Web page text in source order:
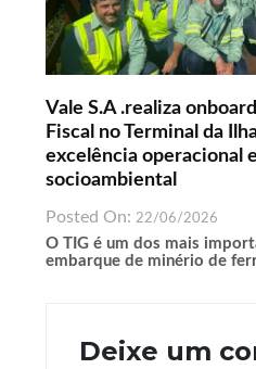
Vale S.A .realiza
Fiscal no Terminal da
excelência operacional
socioambiental
Posted On: 22/06/2026
O TIG é um dos mais
embarque de minério de
Deixe um